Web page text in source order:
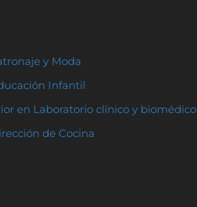
y Moda
Infantil
en Laboratorio clínico y biomédico
de Cocina